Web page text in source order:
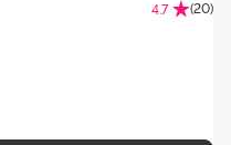
4.7 (20)